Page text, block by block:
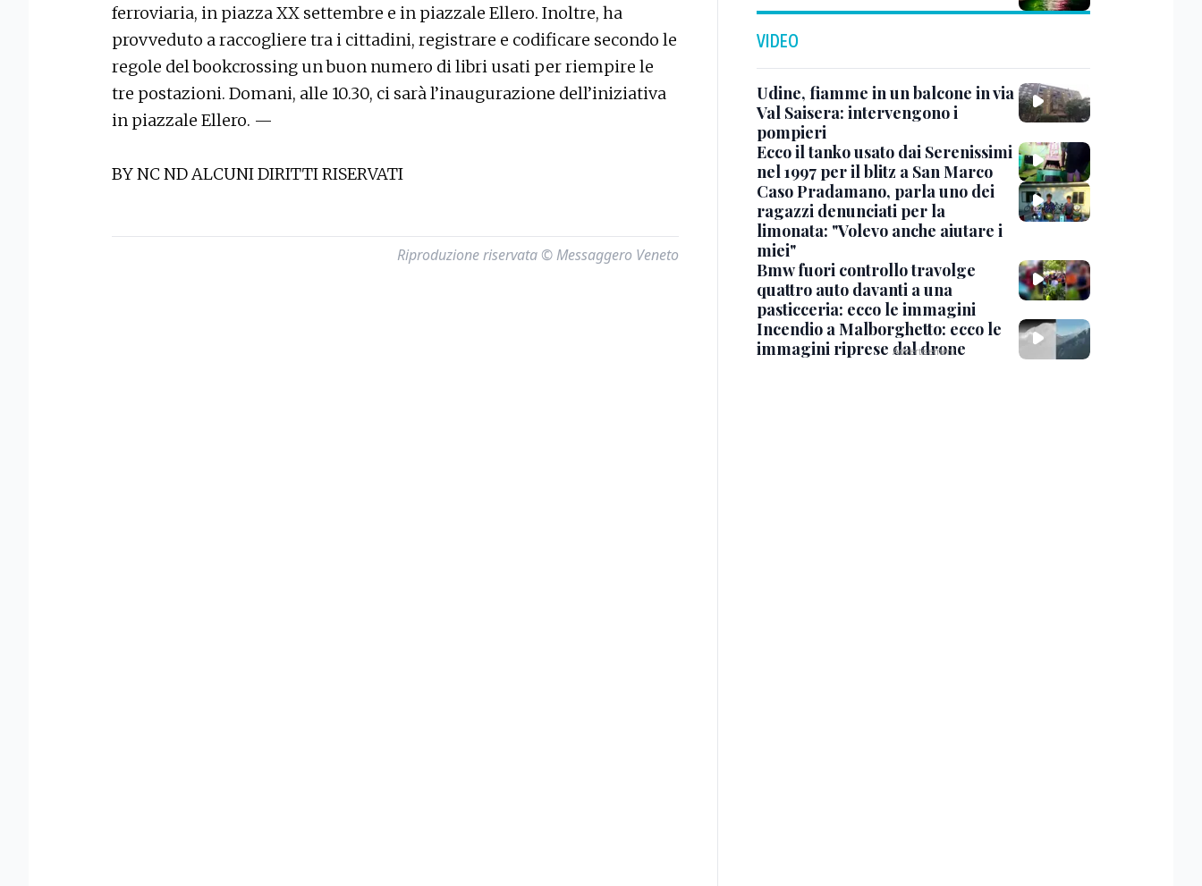
ferroviaria, in piazza XX settembre e in piazzale Ellero. Inoltre, ha
provveduto a raccogliere tra i cittadini, registrare e codificare secondo le
regole del bookcrossing un buon numero di libri usati per riempire le
tre postazioni. Domani, alle 10.30, ci sarà l’inaugurazione dell’iniziativa
in piazzale Ellero. —
BY NC ND ALCUNI DIRITTI RISERVATI
Riproduzione riservata © Messaggero Veneto
VIDEO
Udine, fiamme in un balcone in via
Val Saisera: intervengono i
pompieri
Ecco il tanko usato dai Serenissimi
nel 1997 per il blitz a San Marco
Caso Pradamano, parla uno dei
ragazzi denunciati per la
limonata: "Volevo anche aiutare i
miei"
Bmw fuori controllo travolge
quattro auto davanti a una
pasticceria: ecco le immagini
Incendio a Malborghetto: ecco le
immagini riprese dal drone